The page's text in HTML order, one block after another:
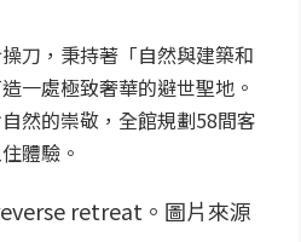
刀，秉持著「自然與建築和
一處極致奢華的避世聖地。
然的崇敬，全館規劃58間客
體驗。